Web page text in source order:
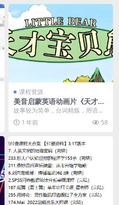
课程资源
美音启蒙英语动画片《天才宝
贝熊 Little bear (视频+音频
+绘本+台词) 》
故事较为简单，台词精炼，用语日
常化，美式发音，语速适中，风趣
幽默，充满了孩提时代...
1 年前 58